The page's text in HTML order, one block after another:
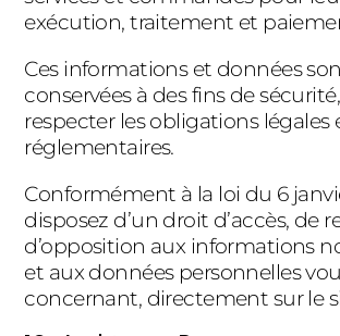
exécution, traitement et
Ces informations et données
conservées à des fins de
respecter les obligations légales
réglementaires.
Conformément à la loi du 6
disposez d’un droit d’accès, de
d’opposition aux informations
et aux données personnelles
concernant, directement sur le